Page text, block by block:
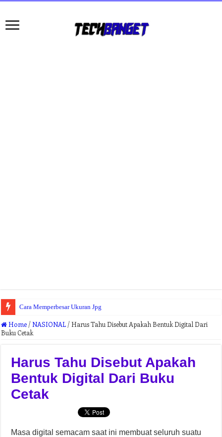
Cara Memperbesar Ukuran Jpg
Cara Gabung Pdf Gratis
Home /NASIONAL /Harus Tahu Disebut Apakah Bentuk Digital Dari
Buku Cetak
Harus Tahu Disebut Apakah
Bentuk Digital Dari Buku
Cetak
Masa digital semacam saat ini membuat seluruh suatu